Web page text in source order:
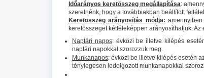
Időarányos keretösszeg megállapítása:
szeretnénk, hogy a továbbiakban beállított
Keretösszeg arányosítás módja:
keretösszeget kétféleképpen arányosíthatjuk.
Naptári napos: évközi be illetve kilépés
naptári napokkal szorozzuk meg.
Munkanapos: évközi be illetve kilépés esetén
ténylegesen ledolgozott munkanapokkal